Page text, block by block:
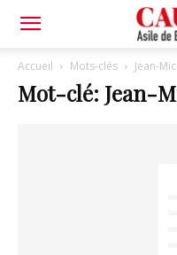
Asile
Accueil Mots-clés Jean-
Mot-clé: Jean-